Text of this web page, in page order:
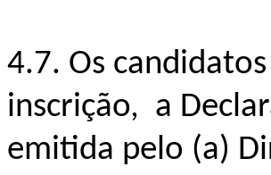
4.7. Os
inscrição, a
emitida pelo (a)